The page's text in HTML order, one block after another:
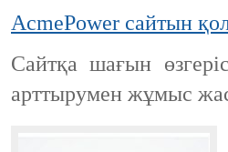
AcmePower сайтын
Сайтқа шағын
арттырумен жұмыс